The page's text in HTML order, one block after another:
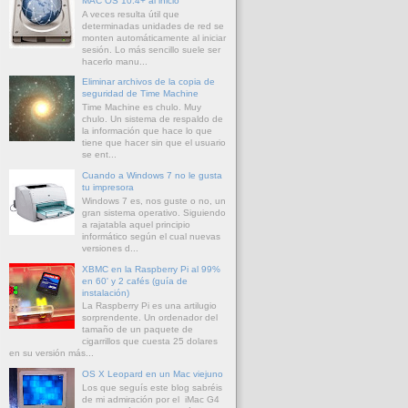
A veces resulta útil que
determinadas unidades de red se
monten automáticamente al iniciar
sesión. Lo más sencillo suele ser
hacerlo manu...
Eliminar archivos de la copia de
seguridad de Time Machine
Time Machine es chulo. Muy
chulo. Un sistema de respaldo de
la información que hace lo que
tiene que hacer sin que el usuario
se ent...
Cuando a Windows 7 no le gusta
tu impresora
Windows 7 es, nos guste o no, un
gran sistema operativo. Siguiendo
a rajatabla aquel principio
informático según el cual nuevas
versiones d...
XBMC en la Raspberry Pi al 99%
en 60' y 2 cafés (guía de
instalación)
La Raspberry Pi es una artilugio
sorprendente. Un ordenador del
tamaño de un paquete de
cigarrillos que cuesta 25 dolares
en su versión más...
OS X Leopard en un Mac viejuno
Los que seguís este blog sabréis
de mi admiración por el iMac G4